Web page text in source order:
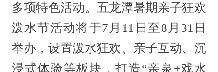
多项特色活动。五龙潭暑期亲子狂欢
泼水节活动将于7月11日至8月31日
举办，设置泼水狂欢、亲子互动、沉
浸式体验等板块，打造“亲泉+戏水